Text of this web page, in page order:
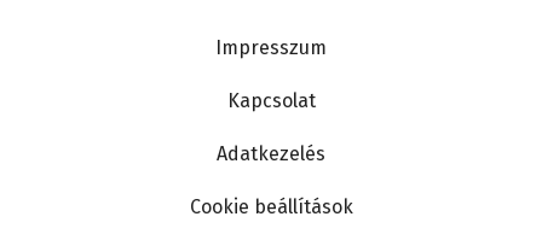
Impresszum
Kapcsolat
Adatkezelés
Cookie beállítások